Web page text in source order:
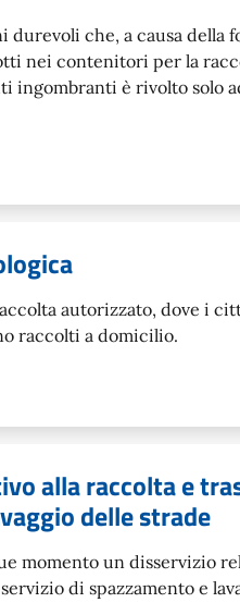
che, a causa della
nei contenitori per la
è rivolto solo
autorizzato, dove i
raccolti a domicilio.
alla raccolta e
delle strade
momento un disservizio
di spazzamento e